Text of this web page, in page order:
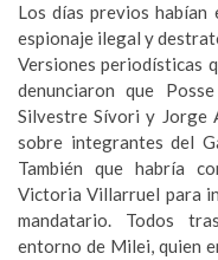
Los días previos habían
espionaje ilegal y
Versiones periodísticas
denunciaron que
Silvestre Sívori y Jorge
sobre integrantes del
También que habría
Victoria Villarruel para
mandatario. Todos
entorno de Milei, quien